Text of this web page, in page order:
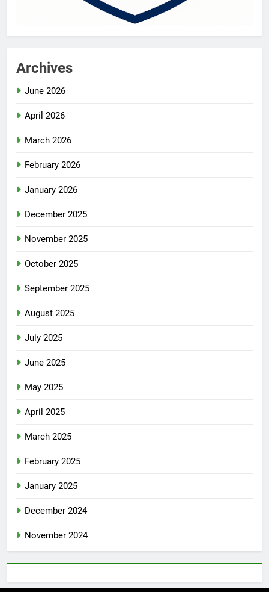
Archives
June 2026
April 2026
March 2026
February 2026
January 2026
December 2025
November 2025
October 2025
September 2025
August 2025
July 2025
June 2025
May 2025
April 2025
March 2025
February 2025
January 2025
December 2024
November 2024